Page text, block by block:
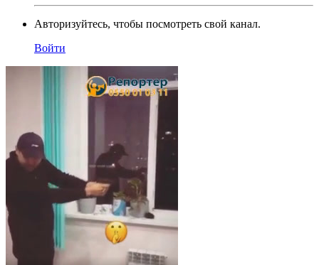
Авторизуйтесь, чтобы посмотреть свой канал.
Войти